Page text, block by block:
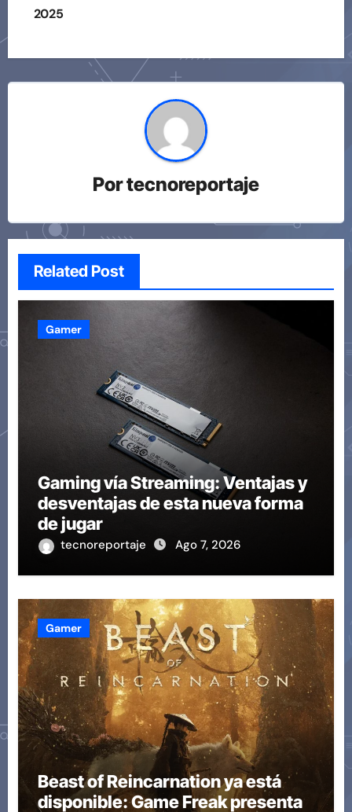
2025
Portecnoreportaje
Related Post
Gamer
Gaming vía Streaming: Ventajas y
desventajas de esta nueva forma
de jugar
tecnoreportaje Ago 7, 2026
Gamer
Beast of Reincarnation ya está
disponible: Game Freak presenta